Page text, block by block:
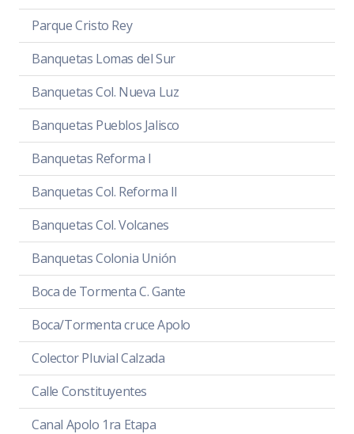
Parque Cristo Rey
Banquetas Lomas del Sur
Banquetas Col. Nueva Luz
Banquetas Pueblos Jalisco
Banquetas Reforma I
Banquetas Col. Reforma II
Banquetas Col. Volcanes
Banquetas Colonia Unión
Boca de Tormenta C. Gante
Boca/Tormenta cruce Apolo
Colector Pluvial Calzada
Calle Constituyentes
Canal Apolo 1ra Etapa